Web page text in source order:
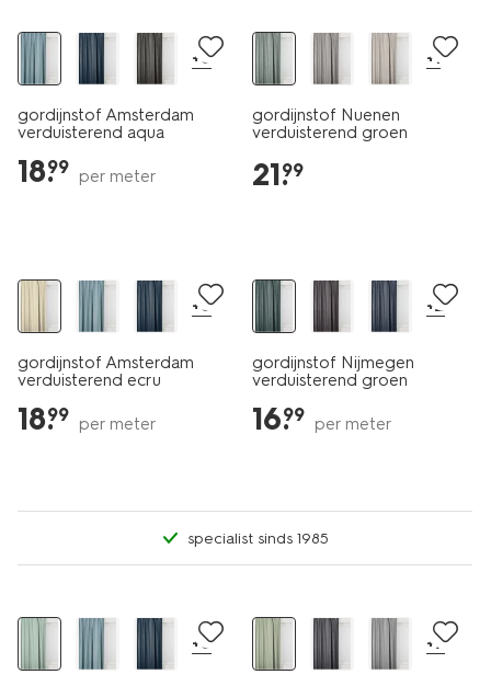
+8
gordijnstof Amsterdam
verduisterend aqua
18.
99 per meter
+1
gordijnstof Nuenen
verduisterend groen
21.
99
+8
gordijnstof Amsterdam
verduisterend ecru
18.
99 per meter
+2
gordijnstof Nijmegen
verduisterend groen
16.
99 per meter
specialist sinds 1985
+8 +7